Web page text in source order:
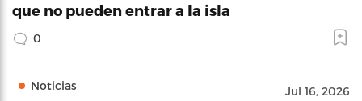
que no pueden entrar a la isla
0
Noticias Jul 16, 2026